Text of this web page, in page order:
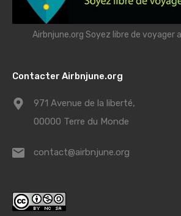
Airbnjune.org Soyez libre de voyager
Contacter Airbnjune.org
971 Avenue de la liberté,
00000 Terre du Monde
contact@airbnjune.org